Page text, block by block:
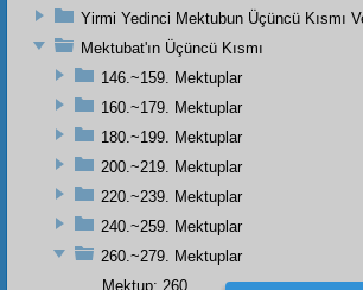
Yirmi Yedinci Mektubun Üçüncü Kısmı
Mektubat'ın Üçüncü Kısmı
146.~159. Mektuplar
160.~179. Mektuplar
180.~199. Mektuplar
200.~219. Mektuplar
220.~239. Mektuplar
240.~259. Mektuplar
260.~279. Mektuplar
Mektup: 260